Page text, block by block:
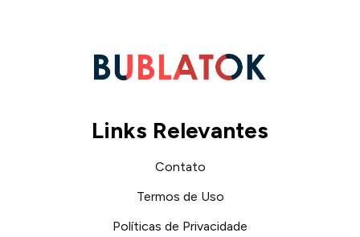
Links Relevantes
Contato
Termos de Uso
Políticas de Privacidade